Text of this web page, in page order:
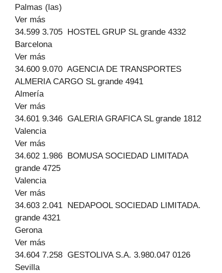
Palmas (las)
Ver más
34.599 3.705 HOSTEL GRUP SL grande 4332
Barcelona
Ver más
34.600 9.070 AGENCIA DE TRANSPORTES
ALMERIA CARGO SL grande 4941
Almería
Ver más
34.601 9.346 GALERIA GRAFICA SL grande 1812
Valencia
Ver más
34.602 1.986 BOMUSA SOCIEDAD LIMITADA
grande 4725
Valencia
Ver más
34.603 2.041 NEDAPOOL SOCIEDAD LIMITADA.
grande 4321
Gerona
Ver más
34.604 7.258 GESTOLIVA S.A. 3.980.047 0126
Sevilla